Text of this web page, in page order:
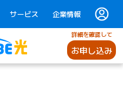
サービス 企業情報
詳細を確認して
お申し込み